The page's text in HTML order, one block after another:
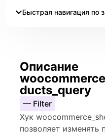
Быстрая навигация по
Описание
ducts_query
— Filter
Хук
позволяет изменять